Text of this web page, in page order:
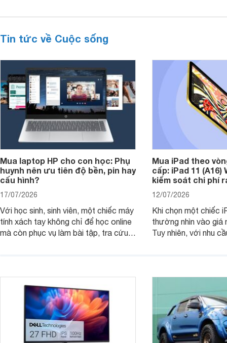
Tin tức về Cuộc sống
Mua laptop HP cho con học: Phụ
huynh nên ưu tiên độ bền, pin hay
cấu hình?
17/07/2026
Với học sinh, sinh viên, một chiếc máy
tính xách tay không chỉ để học online
mà còn phục vụ làm bài tập, tra cứu,
thay vì chỉ so sánh cấu hình trên giấy.
Mua iPad theo
cấp: iPad 11 (A16)
kiểm soát chi phí
12/07/2026
Khi chọn một chiếc
thường nhìn vào
Tuy nhiên, với nhu
không, dùng được